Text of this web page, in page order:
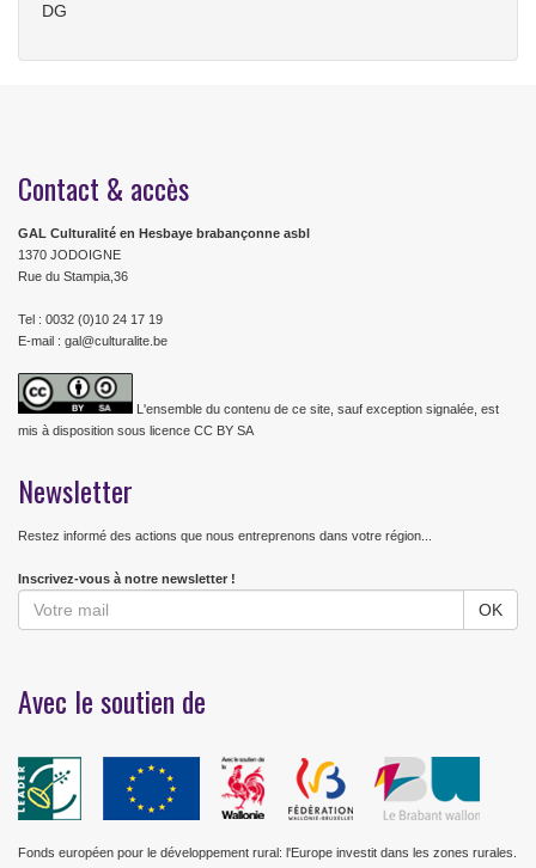
DG
Contact & accès
GAL Culturalité en Hesbaye brabançonne asbl
1370 JODOIGNE
Rue du Stampia,36
Tel : 0032 (0)10 24 17 19
E-mail : gal@culturalite.be
L'ensemble du contenu de ce site, sauf exception signalée, est
mis à disposition sous licence CC BY SA
Newsletter
Restez informé des actions que nous entreprenons dans votre région...
Inscrivez-vous à notre newsletter !
Avec le soutien de
Fonds européen pour le développement rural: l'Europe investit dans les zones rurales.